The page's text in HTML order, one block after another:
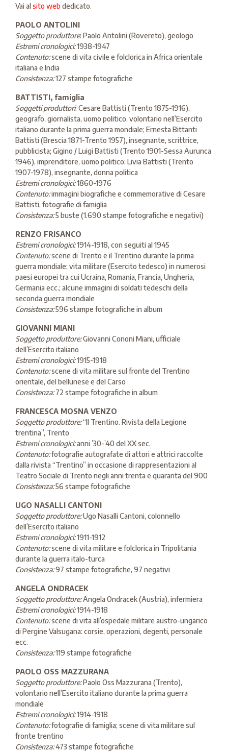
Vai alsito webdedicato.
PAOLO ANTOLINI
Soggetto produttore: Paolo Antolini (Rovereto), geologo
Estremi cronologici:1938-1947
Contenuto:scene di vita civile e folclorica in Africa orientale
italiana e India
Consistenza:127 stampe fotografiche
BATTISTI, famiglia
Soggetti produttori: Cesare Battisti (Trento 1875-1916),
geografo, giornalista, uomo politico, volontario nell’Esercito
italiano durante la prima guerra mondiale; Ernesta Bittanti
Battisti (Brescia 1871-Trento 1957), insegnante, scrittrice,
pubblicista; Gigino / Luigi Battisti (Trento 1901-Sessa Aurunca
1946), imprenditore, uomo politico; Livia Battisti (Trento
1907-1978), insegnante, donna politica
Estremi cronologici:1860-1976
Contenuto:immagini biografiche e commemorative di Cesare
Battisti, fotografie di famiglia
Consistenza:5 buste (1.690 stampe fotografiche e negativi)
RENZO FRISANCO
Estremi cronologici:1914-1918, con seguiti al 1945
Contenuto:scene di Trento e il Trentino durante la prima
guerra mondiale; vita militare (Esercito tedesco) in numerosi
paesi europei tra cui Ucraina, Romania, Francia, Ungheria,
Germania ecc.; alcune immagini di soldati tedeschi della
seconda guerra mondiale
Consistenza:596 stampe fotografiche in album
GIOVANNI MIANI
Soggetto produttore:Giovanni Cononi Miani, ufficiale
dell’Esercito italiano
Estremi cronologici:1915-1918
Contenuto:scene di vita militare sul fronte del Trentino
orientale, del bellunese e del Carso
Consistenza:72 stampe fotografiche in album
FRANCESCA MOSNA VENZO
Soggetto produttore:“Il Trentino. Rivista della Legione
trentina”, Trento
Estremi cronologici:anni ’30-’40 del XX sec.
Contenuto:fotografie autografate di attori e attrici raccolte
dalla rivista “Trentino” in occasione di rappresentazioni al
Teatro Sociale di Trento negli anni trenta e quaranta del 900
Consistenza:56 stampe fotografiche
UGO NASALLI CANTONI
Soggetto produttore:Ugo Nasalli Cantoni, colonnello
dell’Esercito italiano
Estremi cronologici:1911-1912
Contenuto:scene di vita militare e folclorica in Tripolitania
durante la guerra italo-turca
Consistenza:97 stampe fotografiche, 97 negativi
ANGELA ONDRACEK
Soggetto produttore:Angela Ondracek (Austria), infermiera
Estremi cronologici:1914-1918
Contenuto:scene di vita all’ospedale militare austro-ungarico
di Pergine Valsugana: corsie, operazioni, degenti, personale
ecc.
Consistenza:119 stampe fotografiche
PAOLO OSS MAZZURANA
Soggetto produttore:Paolo Oss Mazzurana (Trento),
volontario nell’Esercito italiano durante la prima guerra
mondiale
Estremi cronologici:1914-1918
Contenuto:fotografie di famiglia; scene di vita militare sul
fronte trentino
Consistenza:473 stampe fotografiche